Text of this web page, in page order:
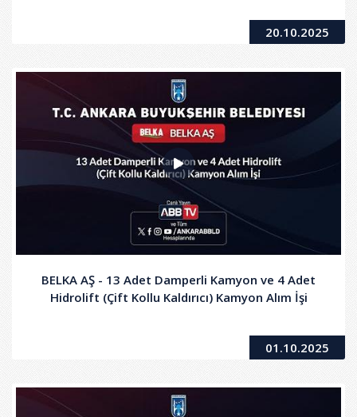
20.10.2025
BELKA AŞ - 13 Adet Damperli Kamyon ve 4 Adet
Hidrolift (Çift Kollu Kaldırıcı) Kamyon Alım İşi
01.10.2025